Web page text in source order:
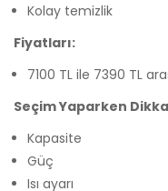
Kolay temizlik
Fiyatları:
7100 TL ile 7390 TL
Seçim Yaparken
Kapasite
Güç
Isı ayarı